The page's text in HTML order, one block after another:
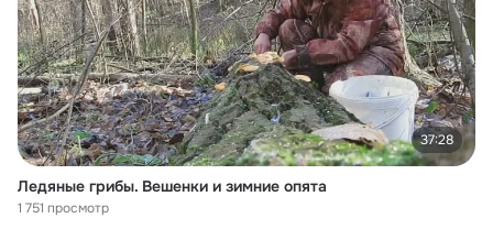
37:28
Ледяные грибы. Вешенки и зимние опята
1 751 просмотр